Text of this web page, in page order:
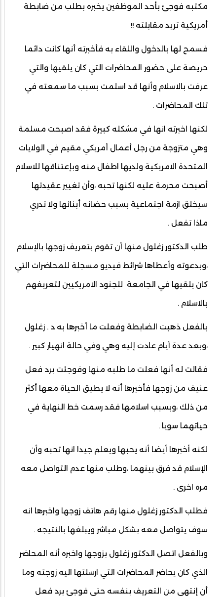
مكتبه فوجئ بأحد الموظفين يخبره بطلب من ضابطة
أمريكية تريد مقابلته !!
فسمح لها بالدخول واللقاء به فأخبرته أنها كانت دائما
حريصة على حضور المحاضرات التي كان يلقيها والتي
عرفت بالاسلام وأنها قد اسلمت بسبب ما سمعته في
تلك المحاضرات .
لكنها اخبرته انها في مشكله كبيرة فقد اصبحت مسلمة
وهي متزوجة من رجل أعمال أمريكي مقيم في الولايات
المتحدة الامريكية ولديها اطفال منه وبإعتناقها للاسلام
أصبحت محرمة عليه لكنها تحبه ،وأن تغيير عقيدتها
سيخلق ازمة اجتماعية بسبب حضانه أبنائها ولا تدري
ماذا تفعل .
طلب الدكتور زغلول منها أن تقوم بتعريف زوجها بالإسلام
،وبدعوته وأعطاها شرائط فيديو مسجلة للمحاضرات التي
كان يلقيها في الجامعة للجنود الامريكيين لتعريفهم
بالاسلام .
بالفعل ذهبت الضابطة وفعلت ما أخبرها به د . زغلول
،وبعد عدة أيام عادت إليه وهي وفي حالة انهيار كبير .
فقالت له أنها فعلت ما طلبه منها وفوجئت برد فعل
عنيف من زوجها فأخبرها أنه لا يطيق الحياة معها أكثر
من ذلك ،وبسبب اسلامها فقد رسمت خط النهاية في
حياتهما سويا .
لكنه أخبرها أيضا أنه يحبها ويعلم جيدا انها تحبه وأن
الإسلام قد فرق بينهما ،وطلب منها عدم التواصل معه
مره اخرى .
فطلب الدكتور زغلول منها رقم هاتف زوجها واخبرها انه
سوف يتواصل معه بشكل مباشر ويبلغها بالنتيجه .
وبالفعل اتصل الدكتور زغلول بزوجها واخبره أنه المحاضر
الذي كان يحاضر المحاضرات التي ارسلتها اليه زوجته وما
أن إنتهى من التعريف بنفسه حتى فوجئ برد فعل